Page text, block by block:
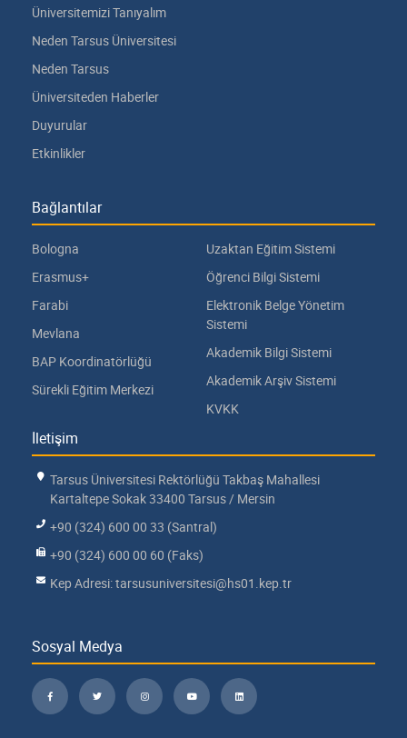
Üniversitemizi Tanıyalım
Neden Tarsus Üniversitesi
Neden Tarsus
Üniversiteden Haberler
Duyurular
Etkinlikler
Bağlantılar
Bologna
Erasmus+
Farabi
Mevlana
BAP Koordinatörlüğü
Sürekli Eğitim Merkezi
Uzaktan Eğitim Sistemi
Öğrenci Bilgi Sistemi
Elektronik Belge Yönetim
Sistemi
Akademik Bilgi Sistemi
Akademik Arşiv Sistemi
KVKK
İletişim
Tarsus Üniversitesi Rektörlüğü Takbaş Mahallesi
Kartaltepe Sokak 33400 Tarsus / Mersin
+90 (324) 600 00 33 (Santral)
+90 (324) 600 00 60 (Faks)
Kep Adresi: tarsusuniversitesi@hs01.kep.tr
Sosyal Medya